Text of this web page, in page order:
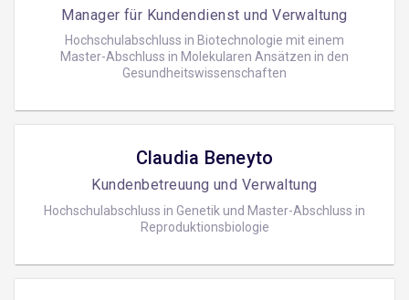
Manager für Kundendienst und Verwaltung
Hochschulabschluss in Biotechnologie mit einem
Master-Abschluss in Molekularen Ansätzen in den
Gesundheitswissenschaften
Claudia Beneyto
Kundenbetreuung und Verwaltung
Hochschulabschluss in Genetik und Master-Abschluss in
Reproduktionsbiologie